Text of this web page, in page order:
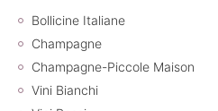
Bollicine Italiane
Champagne
Champagne-Piccole Maison
Vini Bianchi